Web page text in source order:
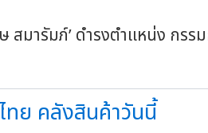
ทย คลังสินค้าวันนี้